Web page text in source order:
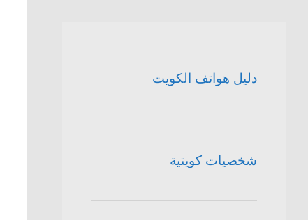
دليل هواتف الكويت
شخصيات كويتية